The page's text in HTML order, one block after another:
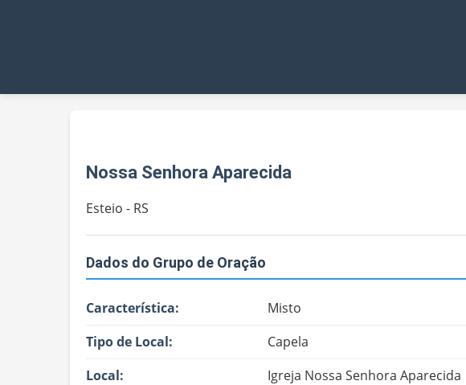
Nossa Senhora Aparecida
Esteio - RS
Dados do Grupo de Oração
Característica:
Misto
Tipo de Local:
Capela
Local:
Igreja Nossa Senhora Aparecida